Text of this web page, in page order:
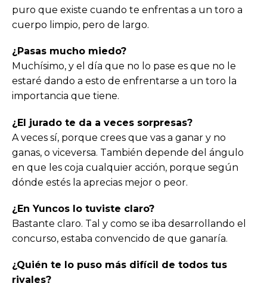
puro que existe cuando te enfrentas a un toro a
cuerpo limpio, pero de largo.
¿Pasas mucho miedo?
Muchísimo, y el día que no lo pase es que no le
estaré dando a esto de enfrentarse a un toro la
importancia que tiene.
¿El jurado te da a veces sorpresas?
A veces sí, porque crees que vas a ganar y no
ganas, o viceversa. También depende del ángulo
en que les coja cualquier acción, porque según
dónde estés la aprecias mejor o peor.
¿En Yuncos lo tuviste claro?
Bastante claro. Tal y como se iba desarrollando el
concurso, estaba convencido de que ganaría.
¿Quién te lo puso más difícil de todos tus
rivales?